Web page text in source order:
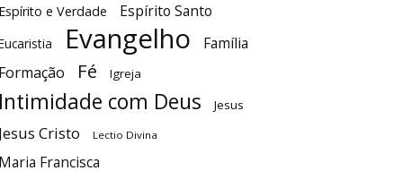
e Verdade Espírito Santo
Evangelho
Família
Fé Igreja
com Deus Jesus
Cristo Lectio Divina
Francisca